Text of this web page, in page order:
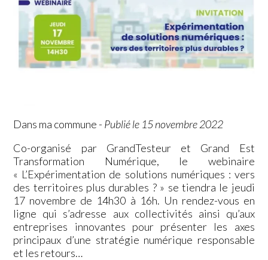
Dans ma commune - Publié le 15 novembre 2022
Co-organisé par GrandTesteur et Grand Est
Transformation Numérique, le webinaire
« L’Expérimentation de solutions numériques : vers
des territoires plus durables ? » se tiendra le jeudi
17 novembre de 14h30 à 16h. Un rendez-vous en
ligne qui s’adresse aux collectivités ainsi qu’aux
entreprises innovantes pour présenter les axes
principaux d’une stratégie numérique responsable
et les retours…